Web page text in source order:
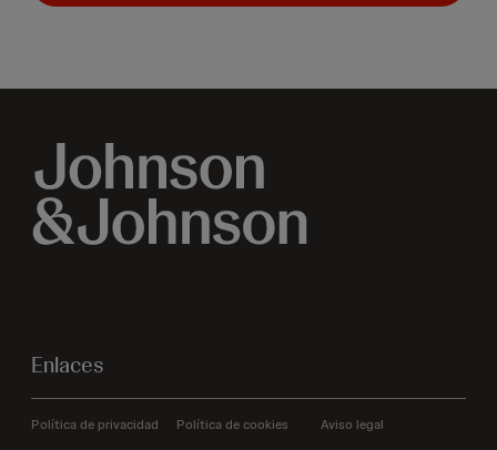
Enlaces
Política de privacidad Política de cookies Aviso legal